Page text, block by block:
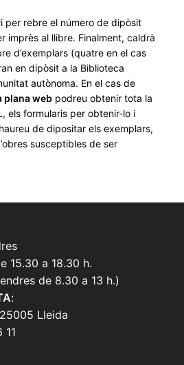
per rebre el número de dipòsit
imprès al llibre. Finalment, caldrà
d’exemplars (quatre en el cas
en dipòsit a la Biblioteca
autònoma. En el cas de
plana webpodreu obtenir tota la
els formularis per obtenir-lo i
de dipositar els exemplars,
susceptibles de ser
15.30 a 18.30 h.
de 8.30 a 13 h.)
:
Lleida